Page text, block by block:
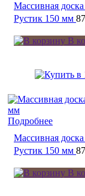
Массивная
Рустик 150 мм
В
Подробнее
Массивная
Рустик 150 мм
В